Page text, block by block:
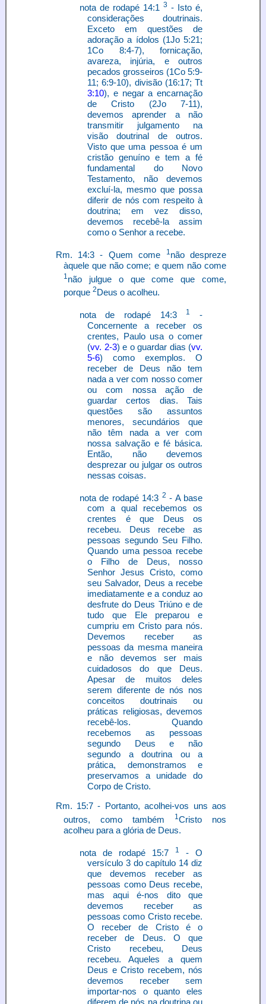
nota de rodapé 14:1 3- Isto é,
considerações doutrinais.
Exceto em questões de
adoração a ídolos (1Jo 5:21;
1Co 8:4-7), fornicação,
avareza, injúria, e outros
pecados grosseiros (1Co 5:9-
11; 6:9-10), divisão (16:17; Tt
3:10), e negar a encarnação
de Cristo (2Jo 7-11),
devemos aprender a não
transmitir julgamento na
visão doutrinal de outros.
Visto que uma pessoa é um
cristão genuíno e tem a fé
fundamental do Novo
Testamento, não devemos
excluí-la, mesmo que possa
diferir de nós com respeito à
doutrina; em vez disso,
devemos recebê-la assim
como o Senhor a recebe.
Rm. 14:3 - Quem come 1 não despreze
àquele que não come; e quem não come
1 não julgue o que come que come,
porque 2 Deus o acolheu.
nota de rodapé 14:3 1
-
Concernente a receber os
crentes, Paulo usa o comer
(vv. 2-3) e o guardar dias (vv.
5-6) como exemplos. O
receber de Deus não tem
nada a ver com nosso comer
ou com nossa ação de
guardar certos dias. Tais
questões são assuntos
menores, secundários que
não têm nada a ver com
nossa salvação e fé básica.
Então, não devemos
desprezar ou julgar os outros
nessas coisas.
nota de rodapé 14:3 2 - A base
com a qual recebemos os
crentes é que Deus os
recebeu. Deus recebe as
pessoas segundo Seu Filho.
Quando uma pessoa recebe
o Filho de Deus, nosso
Senhor Jesus Cristo, como
seu Salvador, Deus a recebe
imediatamente e a conduz ao
desfrute do Deus Triúno e de
tudo que Ele preparou e
cumpriu em Cristo para nós.
Devemos receber as
pessoas da mesma maneira
e não devemos ser mais
cuidadosos do que Deus.
Apesar de muitos deles
serem diferente de nós nos
conceitos doutrinais ou
práticas religiosas, devemos
recebê-los. Quando
recebemos as pessoas
segundo Deus e não
segundo a doutrina ou a
prática, demonstramos e
preservamos a unidade do
Corpo de Cristo.
Rm. 15:7 - Portanto, acolhei-vos uns aos
outros, como também
1Cristo nos
acolheu para a glória de Deus.
nota de rodapé 15:7 1
- O
versículo 3 do capítulo 14 diz
que devemos receber as
pessoas como Deus recebe,
mas aqui é-nos dito que
devemos receber as
pessoas como Cristo recebe.
O receber de Cristo é o
receber de Deus. O que
Cristo recebeu, Deus
recebeu. Aqueles a quem
Deus e Cristo recebem, nós
devemos receber sem
importar-nos o quanto eles